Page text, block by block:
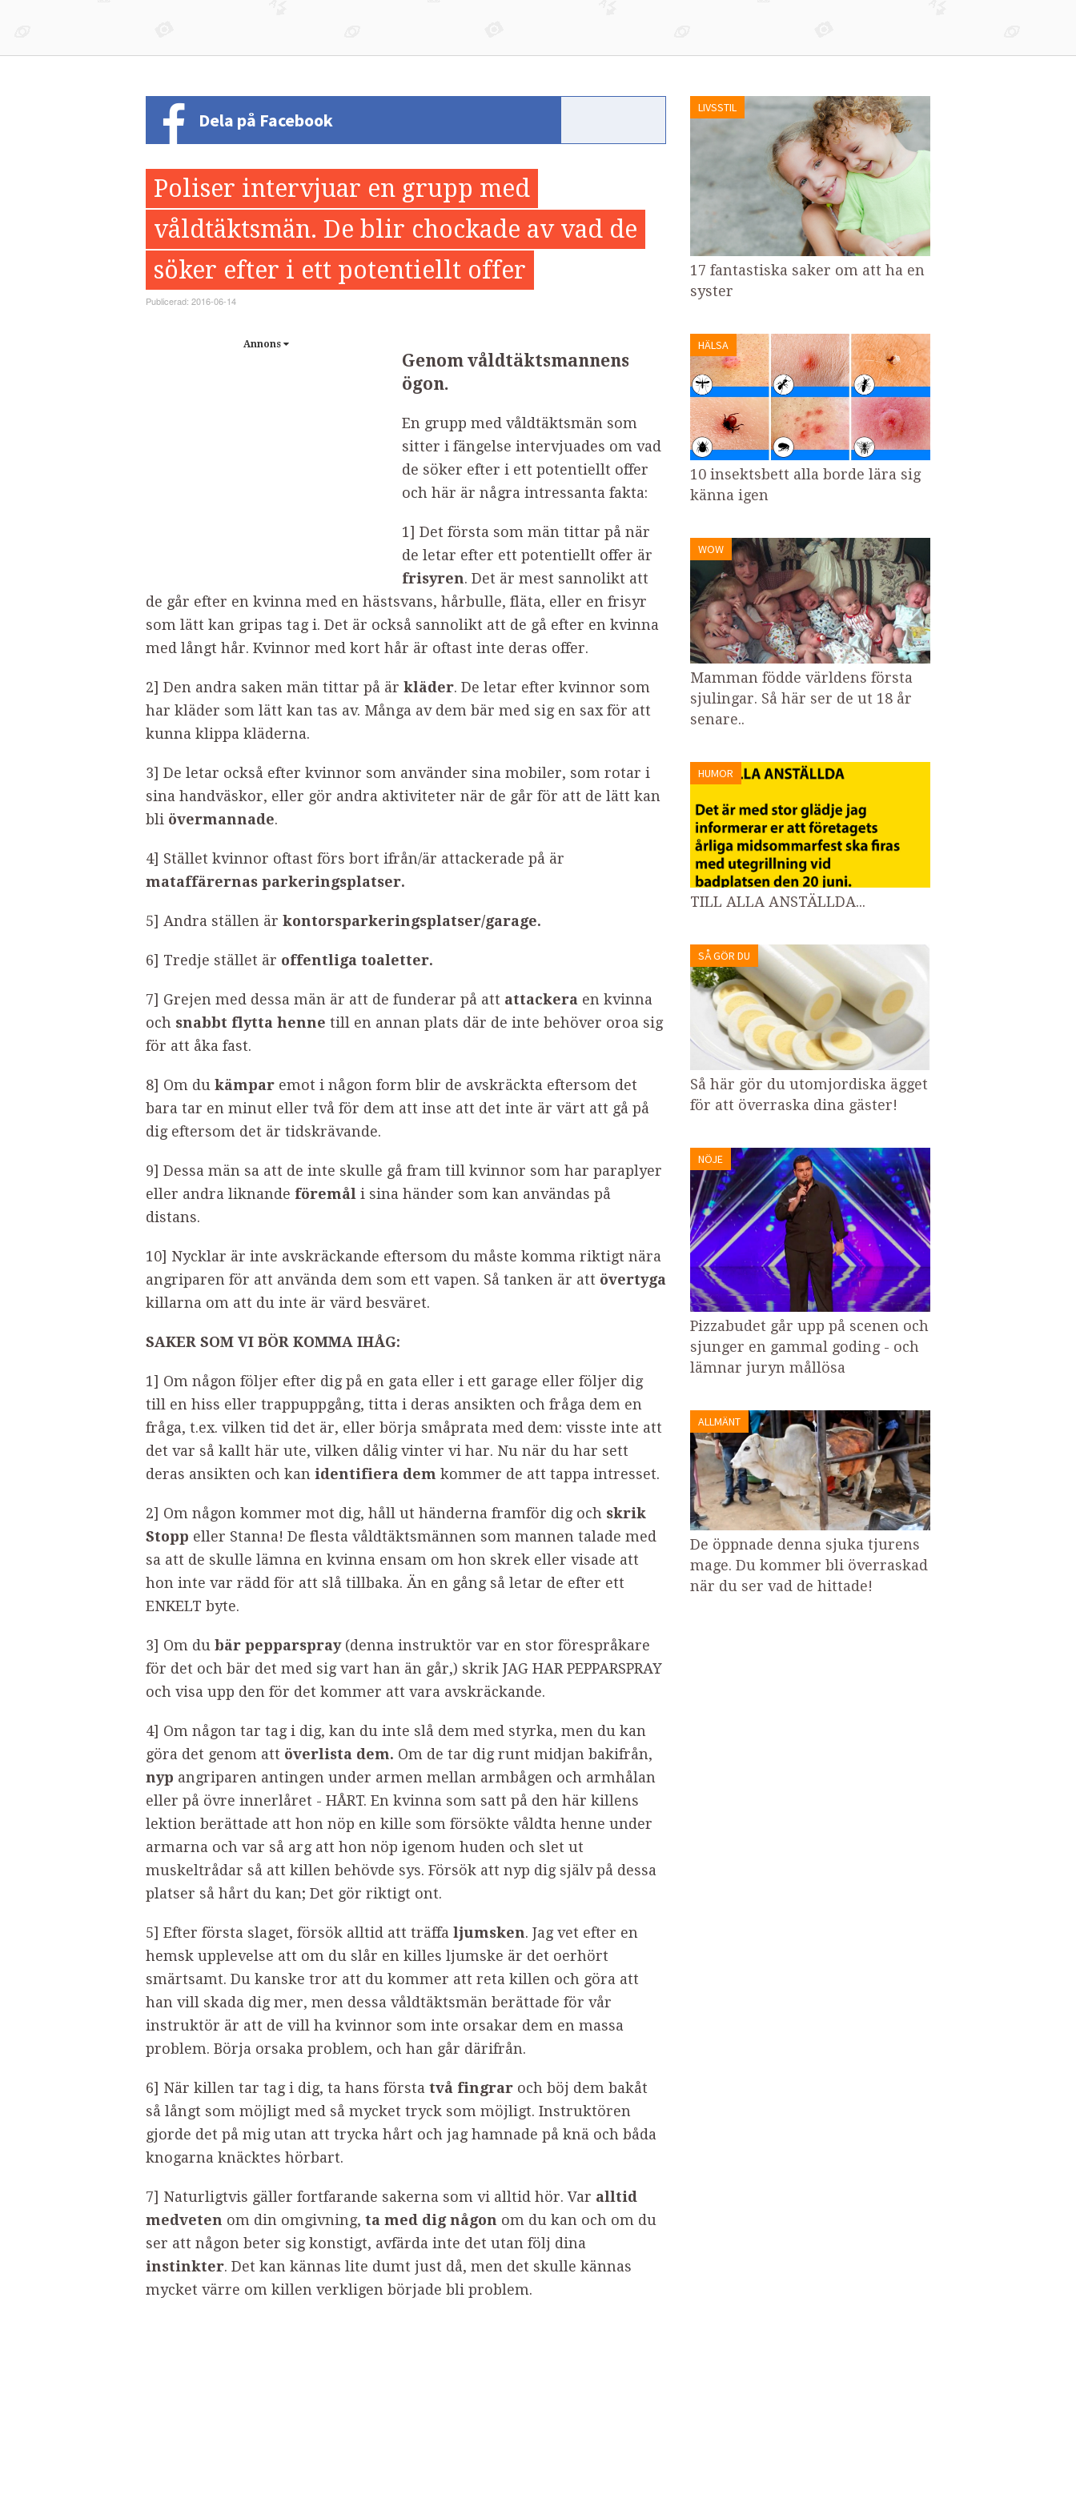
Dela på Facebook
Poliser intervjuar en grupp med
våldtäktsmän. De blir chockade av vad de
söker efter i ett potentiellt offer
Publicerad: 2016-06-14
Annons
Genom våldtäktsmannens
ögon.
En grupp med våldtäktsmän som
sitter i fängelse intervjuades om vad
de söker efter i ett potentiellt offer
och här är några intressanta fakta:
1] Det första som män tittar på när
de letar efter ett potentiellt offer är
frisyren. Det är mest sannolikt att
de går efter en kvinna med en hästsvans, hårbulle, fläta, eller en frisyr
som lätt kan gripas tag i. Det är också sannolikt att de gå efter en kvinna
med långt hår. Kvinnor med kort hår är oftast inte deras offer.
2] Den andra saken män tittar på är kläder. De letar efter kvinnor som
har kläder som lätt kan tas av. Många av dem bär med sig en sax för att
kunna klippa kläderna.
3] De letar också efter kvinnor som använder sina mobiler, som rotar i
sina handväskor, eller gör andra aktiviteter när de går för att de lätt kan
bli övermannade.
4] Stället kvinnor oftast förs bort ifrån/är attackerade på är
mataffärernas parkeringsplatser.
5] Andra ställen är kontorsparkeringsplatser/garage.
6] Tredje stället är offentliga toaletter.
7] Grejen med dessa män är att de funderar på att attackera en kvinna
och snabbt flytta henne till en annan plats där de inte behöver oroa sig
för att åka fast.
8] Om du kämpar emot i någon form blir de avskräckta eftersom det
bara tar en minut eller två för dem att inse att det inte är värt att gå på
dig eftersom det är tidskrävande.
9] Dessa män sa att de inte skulle gå fram till kvinnor som har paraplyer
eller andra liknande föremål i sina händer som kan användas på
distans.
10] Nycklar är inte avskräckande eftersom du måste komma riktigt nära
angriparen för att använda dem som ett vapen. Så tanken är att övertyga
killarna om att du inte är värd besväret.
SAKER SOM VI BÖR KOMMA IHÅG:
1] Om någon följer efter dig på en gata eller i ett garage eller följer dig
till en hiss eller trappuppgång, titta i deras ansikten och fråga dem en
fråga, t.ex. vilken tid det är, eller börja småprata med dem: visste inte att
det var så kallt här ute, vilken dålig vinter vi har. Nu när du har sett
deras ansikten och kan identifiera dem kommer de att tappa intresset.
2] Om någon kommer mot dig, håll ut händerna framför dig och skrik
Stopp eller Stanna! De flesta våldtäktsmännen som mannen talade med
sa att de skulle lämna en kvinna ensam om hon skrek eller visade att
hon inte var rädd för att slå tillbaka. Än en gång så letar de efter ett
ENKELT byte.
3] Om du bär pepparspray(denna instruktör var en stor förespråkare
för det och bär det med sig vart han än går,) skrik JAG HAR PEPPARSPRAY
och visa upp den för det kommer att vara avskräckande.
4] Om någon tar tag i dig, kan du inte slå dem med styrka, men du kan
göra det genom att överlista dem. Om de tar dig runt midjan bakifrån,
nyp angriparen antingen under armen mellan armbågen och armhålan
eller på övre innerlåret - HÅRT. En kvinna som satt på den här killens
lektion berättade att hon nöp en kille som försökte våldta henne under
armarna och var så arg att hon nöp igenom huden och slet ut
muskeltrådar så att killen behövde sys. Försök att nyp dig själv på dessa
platser så hårt du kan; Det gör riktigt ont.
5] Efter första slaget, försök alltid att träffa ljumsken. Jag vet efter en
hemsk upplevelse att om du slår en killes ljumske är det oerhört
smärtsamt. Du kanske tror att du kommer att reta killen och göra att
han vill skada dig mer, men dessa våldtäktsmän berättade för vår
instruktör är att de vill ha kvinnor som inte orsakar dem en massa
problem. Börja orsaka problem, och han går därifrån.
6] När killen tar tag i dig, ta hans första två fingrar och böj dem bakåt
så långt som möjligt med så mycket tryck som möjligt. Instruktören
gjorde det på mig utan att trycka hårt och jag hamnade på knä och båda
knogarna knäcktes hörbart.
7] Naturligtvis gäller fortfarande sakerna som vi alltid hör. Var alltid
medveten om din omgivning, ta med dig någon om du kan och om du
ser att någon beter sig konstigt, avfärda inte det utan följ dina
instinkter. Det kan kännas lite dumt just då, men det skulle kännas
mycket värre om killen verkligen började bli problem.
LIVSSTIL
17 fantastiska saker om att ha en
syster
HÄLSA
10 insektsbett alla borde lära sig
känna igen
WOW
Mamman födde världens första
sjulingar. Så här ser de ut 18 år
senare..
HUMOR
TILL ALLA ANSTÄLLDA...
SÅ GÖR DU
Så här gör du utomjordiska ägget
för att överraska dina gäster!
NÖJE
Pizzabudet går upp på scenen och
sjunger en gammal goding - och
lämnar juryn mållösa
ALLMÄNT
De öppnade denna sjuka tjurens
mage. Du kommer bli överraskad
när du ser vad de hittade!